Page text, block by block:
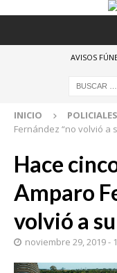
AVISOS
INICIO POLICIALES
Fernández “no volvió a
Hace
Amparo
volvió a su
noviembre 29, 2019 -